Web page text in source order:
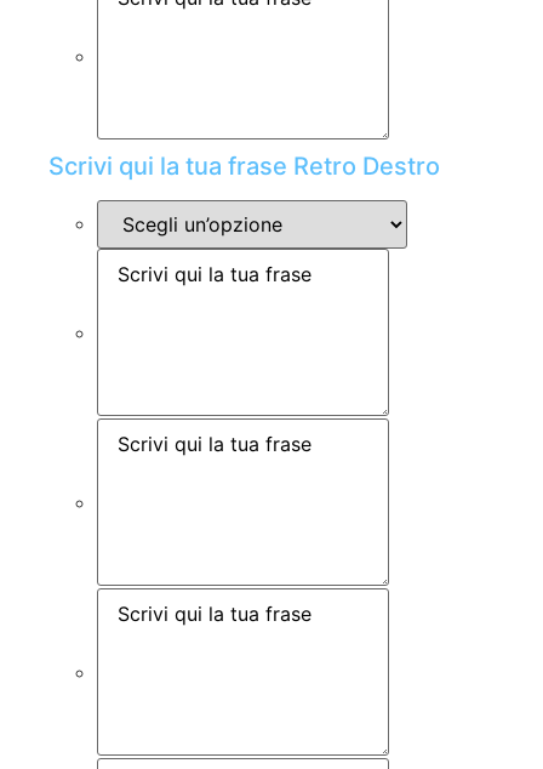
Scrivi qui la tua frase Retro Destro